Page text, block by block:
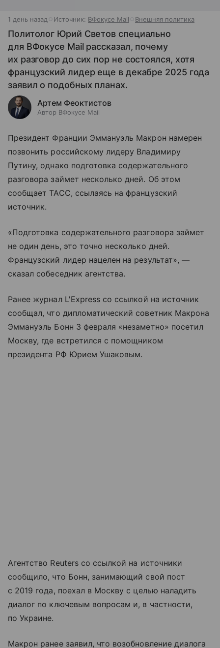
1 день назад Источник: ВФокусе Mail Внешняя политика
Политолог Юрий Светов специально
для ВФокусе Mail рассказал, почему
их разговор до сих пор не состоялся, хотя
французский лидер еще в декабре 2025 года
заявил о подобных планах.
Артем Феоктистов
Автор ВФокусе Mail
Президент Франции Эммануэль Макрон намерен
позвонить российскому лидеру Владимиру
Путину, однако подготовка содержательного
разговора займет несколько дней. Об этом
сообщает ТАСС, ссылаясь на французский
источник.
«Подготовка содержательного разговора займет
не один день, это точно несколько дней.
Французский лидер нацелен на результат», —
сказал собеседник агентства.
Ранее журнал L'Express со ссылкой на источник
сообщал, что дипломатический советник Макрона
Эммануэль Бонн 3 февраля «незаметно» посетил
Москву, где встретился с помощником
президента РФ Юрием Ушаковым.
Агентство Reuters со ссылкой на источники
сообщило, что Бонн, занимающий свой пост
с 2019 года, поехал в Москву с целью наладить
диалог по ключевым вопросам и, в частности,
по Украине.
Макрон ранее заявил, что возобновление диалога